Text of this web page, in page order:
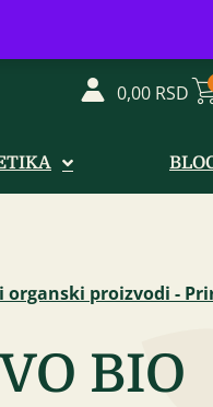
- Petak od 08-20h
0,00 RSD
organski proizvodi -
BIO